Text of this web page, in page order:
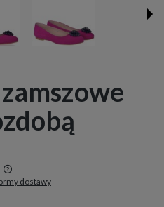
kosztów płatności
dostawy